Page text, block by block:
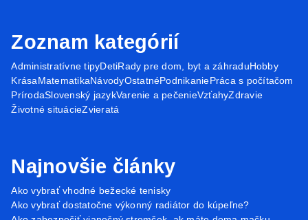
Zoznam kategórií
Administratívne tipyDetiRady pre dom, byt a záhraduHobby
KrásaMatematikaNávodyOstatnéPodnikaniePráca s počítačom
PrírodaSlovenský jazykVarenie a pečenieVzťahyZdravie
Životné situácieZvieratá
Najnovšie články
Ako vybrať vhodné bežecké tenisky
Ako vybrať dostatočne výkonný radiátor do kúpeľne?